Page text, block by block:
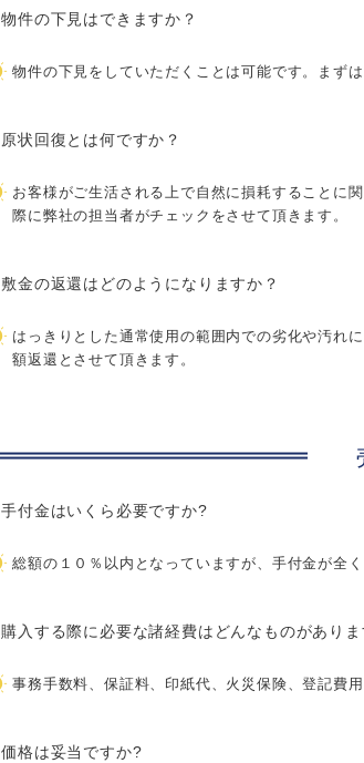
物件の下見はできますか？
物件の下見をしていただくことは可能です。まず
原状回復とは何ですか？
お客様がご生活される上で自然に損耗することに
際に弊社の担当者がチェックをさせて頂きます。
敷金の返還はどのようになりますか？
はっきりとした通常使用の範囲内での劣化や汚れ
額返還とさせて頂きます。
手付金はいくら必要ですか?
総額の１０％以内となっていますが、手付金が全
購入する際に必要な諸経費はどんなものがあり
事務手数料、保証料、印紙代、火災保険、登記費
価格は妥当ですか?